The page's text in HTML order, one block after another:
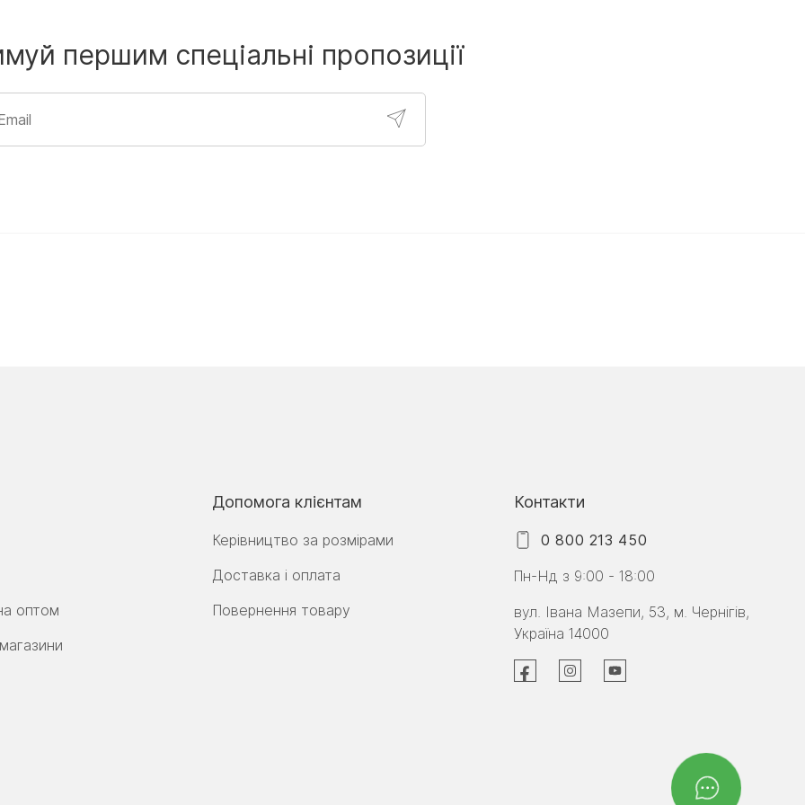
першим спеціальні пропозиції
оптом
Допомога клієнтам
Керівництво за розмірами
Доставка і оплата
Повернення товару
Контакти
0 800 213 450
Пн-Нд з 9:00 - 18:00
вул. Івана Мазепи, 53, м. Чернігів,
Україна 14000